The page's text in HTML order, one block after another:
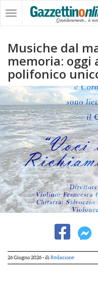
Musiche dal
memoria: oggi
polifonico
26 Giugno 2026- di Redazione